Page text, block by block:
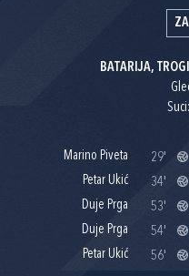
BATARIJA,
Marino Piveta
29'
Petar Ukić
34'
Duje Prga
53'
Duje Prga
54'
Petar Ukić
56'